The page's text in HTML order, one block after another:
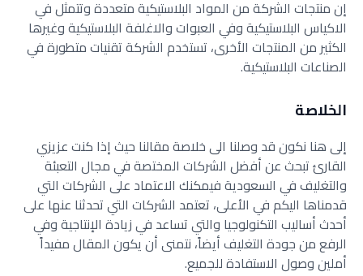
إن منتجات الشركة من المواد البلاستيكية متعددة وتتمثل في
الاكياس البلاستيكية وفي العبوات والاغلفة البلاستيكية وغيرها
الكثير من المنتجات الأخرى، تستخدم الشركة تقنيات متطورة في
الصناعات البلاستيكية.
الخلاصة
إلى هنا نكون قد وصلنا الى خلاصة مقالنا حيث إذا كنت عزيزي
القارئ تبحث عن أفضل الشركات المختصة في مجال التعبئة
والتغليف في السعودية فيمكنك الاعتماد على الشركات التي
قدمناها اليكم في الأعلى، تعتمد الشركات التي تحدثنا عنها على
أحدث أساليب التكنولوجيا والتي تساعد في زيادة الإنتاجية وفي
الرفع من جودة التغليف أيضاً، نتمنى أن يكون المقال مفيداً
أملين وصول الاستفادة للجميع.